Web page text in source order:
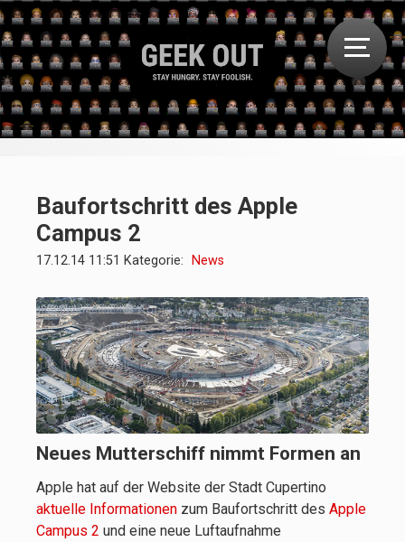
Baufortschritt des Apple
Campus 2
17.12.14 11:51 Kategorie: News
Neues Mutterschiff nimmt Formen an
Apple hat auf der Website der Stadt Cupertino
aktuelle Informationen zum Baufortschritt des Apple
Campus 2 und eine neue Luftaufnahme